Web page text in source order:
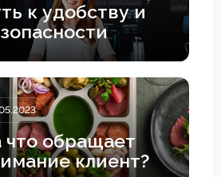
к удобству и
что обращает
клиент?